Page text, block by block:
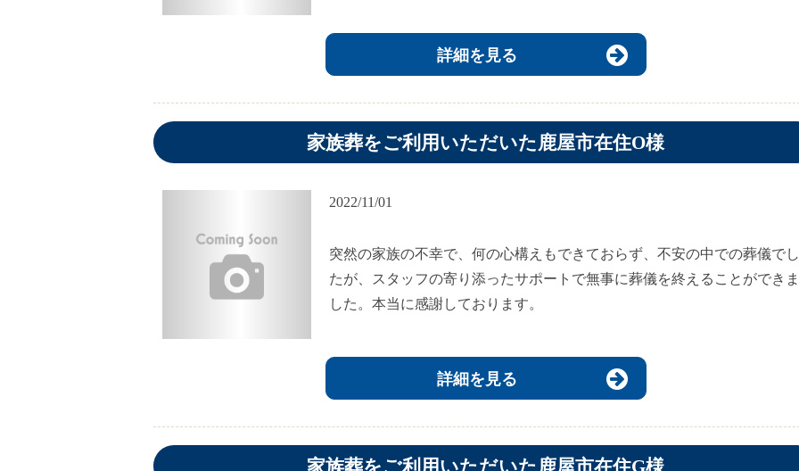
詳細を見る
家族葬をご利用いただいた鹿屋市在住O様
2022/11/01
突然の家族の不幸で、何の心構えもできておらず、不安の中での葬儀でし
たが、スタッフの寄り添ったサポートで無事に葬儀を終えることができま
した。本当に感謝しております。
詳細を見る
家族葬をご利用いただいた鹿屋市在住G様